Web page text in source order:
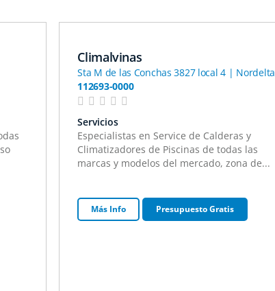
Climalvinas
Sta M de las Conchas 3827 local 4 | Nordelta
112693-0000
Servicios
Especialistas en Service de Calderas y
Climatizadores de Piscinas de todas las
marcas y modelos del mercado, zona de...
Más Info Presupuesto Gratis